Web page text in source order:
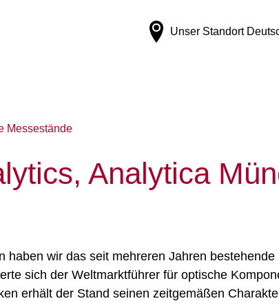
Unser Standort
Messestände
Analytica
haben wir das seit mehreren Jahren
sich der Weltmarktführer für optische
erhält der Stand seinen zeitgemäßen